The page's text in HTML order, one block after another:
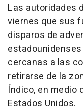
Las autoridades
viernes que sus
disparos de
cercanas a las
retirarse de la
Índico, en medio
Estados Unidos.